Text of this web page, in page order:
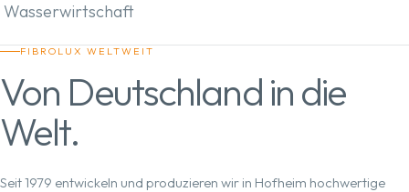
Wasserwirtschaft
FIBROLUX WELTWEIT
Von Deutschland in die
Welt.
Seit 1979 entwickeln und produzieren wir in Hofheim hochwertige